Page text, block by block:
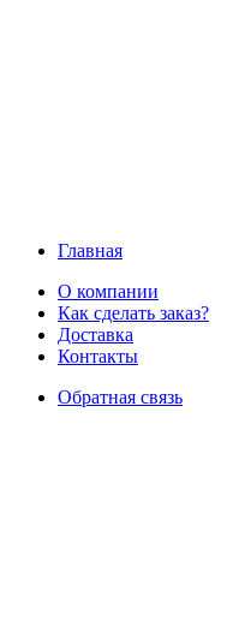
Главная
О компании
Как сделать заказ?
Доставка
Контакты
Обратная связь